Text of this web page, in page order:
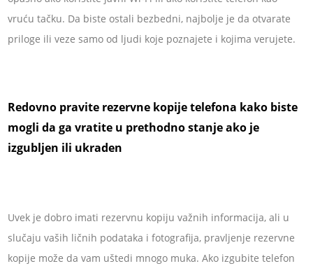
vruću tačku. Da biste ostali bezbedni, najbolje je da otvarate
priloge ili veze samo od ljudi koje poznajete i kojima verujete.
Redovno pravite rezervne kopije telefona kako biste
mogli da ga vratite u prethodno stanje ako je
izgubljen ili ukraden
Uvek je dobro imati rezervnu kopiju važnih informacija, ali u
slučaju vaših ličnih podataka i fotografija, pravljenje rezervne
kopije može da vam uštedi mnogo muka. Ako izgubite telefon